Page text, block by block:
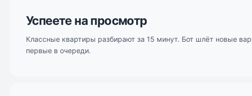
Успеете на просмотр
Классные квартиры разбирают за 15 минут. Бот шлёт новые
первые в очереди.